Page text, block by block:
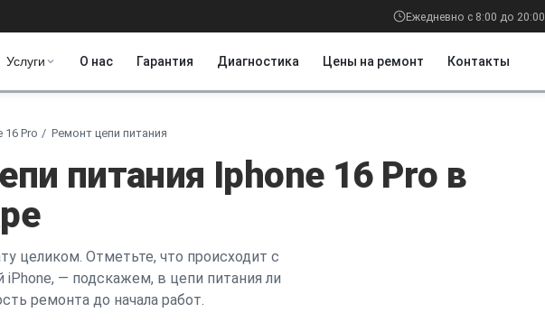
Ежедневно с 8:00 до 20:00
Услуги О нас Гарантия Диагностика Цены на ремонт Контакты
16 Pro Ремонт цепи питания
питания Iphone 16 Pro в
целиком. Отметьте, что происходит с
— подскажем, в цепи питания ли
ремонта до начала работ.